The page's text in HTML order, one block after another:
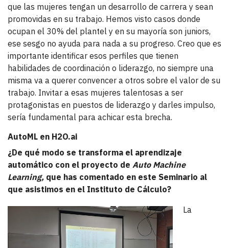
que las mujeres tengan un desarrollo de carrera y sean
promovidas en su trabajo. Hemos visto casos donde
ocupan el 30% del plantel y en su mayoría son juniors,
ese sesgo no ayuda para nada a su progreso. Creo que es
importante identificar esos perfiles que tienen
habilidades de coordinación o liderazgo, no siempre una
misma va a querer convencer a otros sobre el valor de su
trabajo. Invitar a esas mujeres talentosas a ser
protagonistas en puestos de liderazgo y darles impulso,
sería fundamental para achicar esta brecha.
AutoML en H2O.ai
¿De qué modo se transforma el aprendizaje
automático con el proyecto de Auto Machine
Learning, que has comentado en este Seminario al
que asistimos en el Instituto de Cálculo?
La